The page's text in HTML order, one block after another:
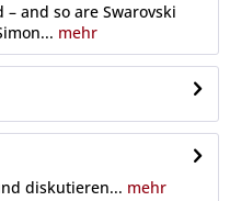
and so are Swarovski
mehr
diskutieren... mehr